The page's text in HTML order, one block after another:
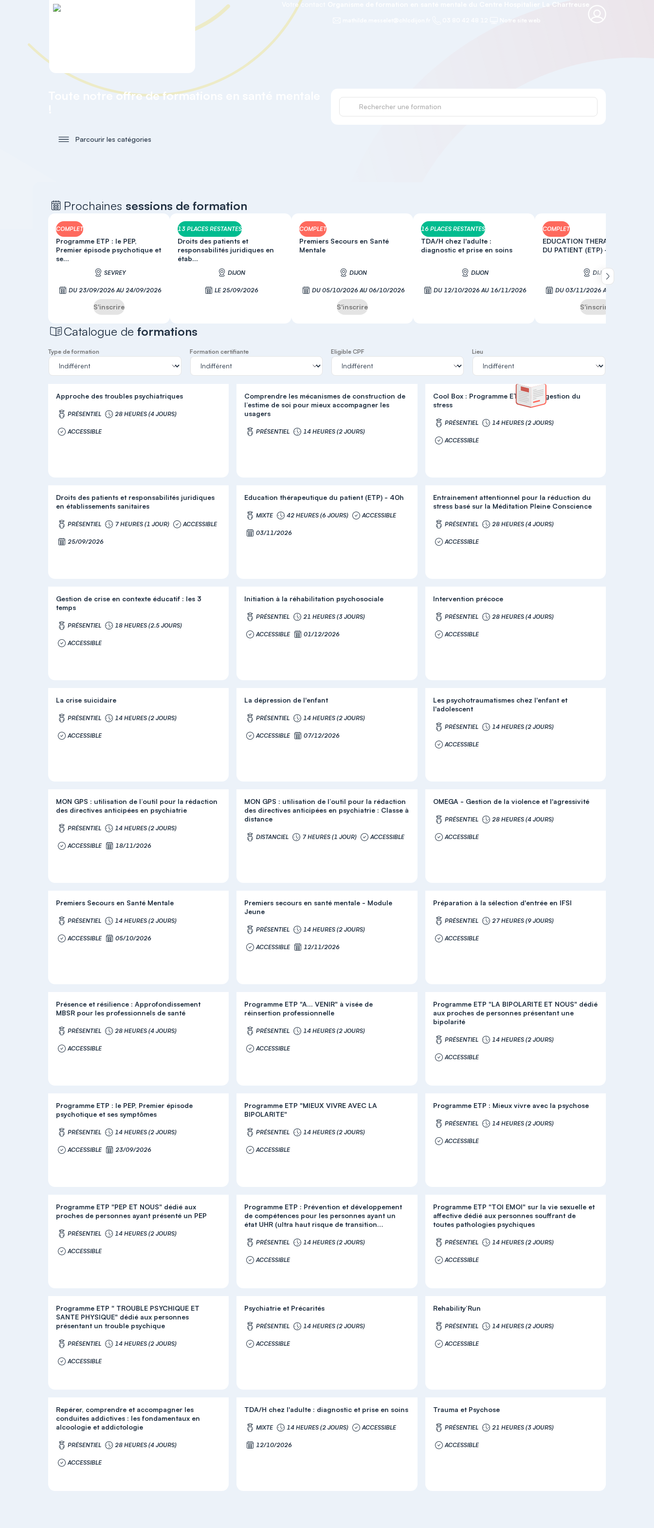
Votre contact Organisme de formation en santé mentale du Centre Hospitalier La Chartreuse
Toute notre offre de formations en santé mentale
Parcourir les catégories
Prochaines sessions de formation
COMPLET
Programme ETP : le PEP,
Premier épisode psychotique et
se...
SEVREY
DU 23/09/2026 AU 24/09/2026
S'inscrire
13 PLACES RESTANTES
Droits des patients et
responsabilités juridiques en
étab...
DIJON
LE 25/09/2026
COMPLET
Premiers Secours en Santé
Mentale
DIJON
DU 05/10/2026 AU 06/10/2026
S'inscrire
16 PLACES RESTANTES
TDA/H chez l'adulte :
diagnostic et prise en soins
DIJON
DU 12/10/2026 AU 16/11/2026
COMPLET
EDUCATION THERAPEUTIQUE
DU PATIENT (ETP) - 40h
DIJON
DU 03/11/2026 AU 10/12/2026
S'inscrire
Défiler vers
Catalogue deformations
Type de formation Formation certifiante Eligible CPF Lieu
Approche des troubles psychiatriques
PRÉSENTIEL 28 HEURES (4 JOURS)
ACCESSIBLE
Comprendre les mécanismes de construction de
l’estime de soi pour mieux accompagner les
usagers
PRÉSENTIEL 14 HEURES (2 JOURS)
Cool Box : Programme ETP sur la gestion du
stress
PRÉSENTIEL 14 HEURES (2 JOURS)
ACCESSIBLE
Droits des patients et responsabilités juridiques
en établissements sanitaires
PRÉSENTIEL 7 HEURES (1 JOUR) ACCESSIBLE
25/09/2026
Education thérapeutique du patient (ETP) - 40h
MIXTE 42 HEURES (6 JOURS) ACCESSIBLE
03/11/2026
Entrainement attentionnel pour la réduction du
stress basé sur la Méditation Pleine Conscience
PRÉSENTIEL 28 HEURES (4 JOURS)
ACCESSIBLE
Gestion de crise en contexte éducatif : les 3
temps
PRÉSENTIEL 18 HEURES (2.5 JOURS)
ACCESSIBLE
Initiation à la réhabilitation psychosociale
PRÉSENTIEL 21 HEURES (3 JOURS)
ACCESSIBLE 01/12/2026
Intervention précoce
PRÉSENTIEL 28 HEURES (4 JOURS)
ACCESSIBLE
La crise suicidaire
PRÉSENTIEL 14 HEURES (2 JOURS)
ACCESSIBLE
La dépression de l'enfant
PRÉSENTIEL 14 HEURES (2 JOURS)
ACCESSIBLE 07/12/2026
Les psychotraumatismes chez l'enfant et
l'adolescent
PRÉSENTIEL 14 HEURES (2 JOURS)
ACCESSIBLE
MON GPS : utilisation de l’outil pour la rédaction
des directives anticipées en psychiatrie
PRÉSENTIEL 14 HEURES (2 JOURS)
ACCESSIBLE 18/11/2026
MON GPS : utilisation de l’outil pour la rédaction
des directives anticipées en psychiatrie : Classe à
distance
DISTANCIEL 7 HEURES (1 JOUR) ACCESSIBLE
OMEGA - Gestion de la violence et l'agressivité
PRÉSENTIEL 28 HEURES (4 JOURS)
ACCESSIBLE
Premiers Secours en Santé Mentale
PRÉSENTIEL 14 HEURES (2 JOURS)
ACCESSIBLE 05/10/2026
Premiers secours en santé mentale - Module
Jeune
PRÉSENTIEL 14 HEURES (2 JOURS)
ACCESSIBLE 12/11/2026
Préparation à la sélection d'entrée en IFSI
PRÉSENTIEL 27 HEURES (9 JOURS)
ACCESSIBLE
Présence et résilience : Approfondissement
MBSR pour les professionnels de santé
PRÉSENTIEL 28 HEURES (4 JOURS)
ACCESSIBLE
Programme ETP "A... VENIR" à visée de
réinsertion professionnelle
PRÉSENTIEL 14 HEURES (2 JOURS)
ACCESSIBLE
Programme ETP "LA BIPOLARITE ET NOUS" dédié
aux proches de personnes présentant une
bipolarité
PRÉSENTIEL 14 HEURES (2 JOURS)
ACCESSIBLE
Programme ETP : le PEP, Premier épisode
psychotique et ses symptômes
PRÉSENTIEL 14 HEURES (2 JOURS)
ACCESSIBLE 23/09/2026
Programme ETP "MIEUX VIVRE AVEC LA
BIPOLARITE"
PRÉSENTIEL 14 HEURES (2 JOURS)
ACCESSIBLE
Programme ETP : Mieux vivre avec la psychose
PRÉSENTIEL 14 HEURES (2 JOURS)
ACCESSIBLE
Programme ETP "PEP ET NOUS" dédié aux
proches de personnes ayant présenté un PEP
PRÉSENTIEL 14 HEURES (2 JOURS)
ACCESSIBLE
Programme ETP : Prévention et développement
de compétences pour les personnes ayant un
état UHR (ultra haut risque de transition
PRÉSENTIEL 14 HEURES (2 JOURS)
ACCESSIBLE
Programme ETP "TOI EMOI" sur la vie sexuelle et
affective dédié aux personnes souffrant de
toutes pathologies psychiques
PRÉSENTIEL 14 HEURES (2 JOURS)
ACCESSIBLE
Programme ETP " TROUBLE PSYCHIQUE ET
SANTE PHYSIQUE" dédié aux personnes
présentant un trouble psychique
PRÉSENTIEL 14 HEURES (2 JOURS)
ACCESSIBLE
Psychiatrie et Précarités
PRÉSENTIEL 14 HEURES (2 JOURS)
ACCESSIBLE
Rehability’Run
PRÉSENTIEL 14 HEURES (2 JOURS)
ACCESSIBLE
Repérer, comprendre et accompagner les
conduites addictives : les fondamentaux en
alcoologie et addictologie
PRÉSENTIEL 28 HEURES (4 JOURS)
ACCESSIBLE
TDA/H chez l'adulte : diagnostic et prise en soins
MIXTE 14 HEURES (2 JOURS) ACCESSIBLE
12/10/2026
Trauma et Psychose
PRÉSENTIEL 21 HEURES (3 JOURS)
ACCESSIBLE